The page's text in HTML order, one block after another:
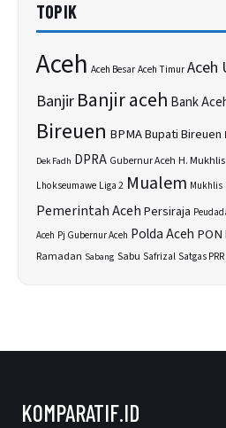
TOPIK
Aceh Aceh BesarAceh TimurAceh
BanjirBanjir aceh Bank
Bireuen BPMABupati Bireuen
Dek Fadh DPRA Gubernur Aceh H. Mukhlis
Lhokseumawe Liga 2 Mualem Mukhlis
Pemerintah AcehPersiraja
Aceh Pj Gubernur Aceh Polda Aceh PON
Ramadan Sabang Sabu SafrizalSatgas PRR
KOMPARATIF.ID